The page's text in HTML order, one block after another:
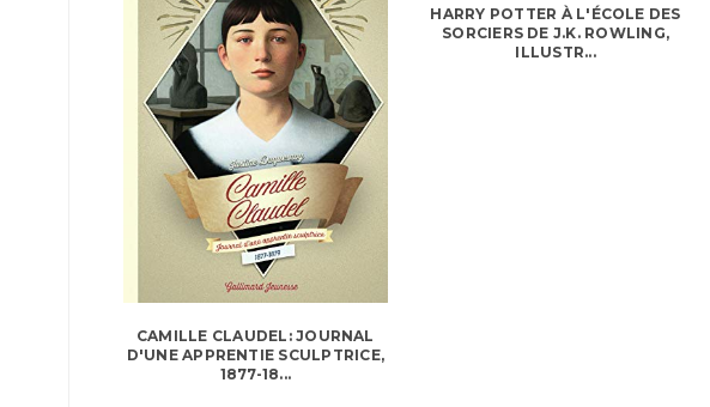
CAMILLE CLAUDEL: JOURNAL
D'UNE APPRENTIE SCULPTRICE,
1877-18...
HARRY POTTER À L'ÉCOLE DES
SORCIERS DE J.K. ROWLING,
ILLUSTR...